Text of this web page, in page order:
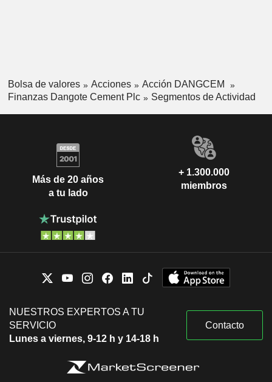
Bolsa de valores Acciones
Acción DANGCEM
Finanzas Dangote Cement Plc
Segmentos de Actividad
Más de 20 años
a tu lado
+ 1.300.000
miembros
NUESTROS EXPERTOS A TU
SERVICIO
Lunes a viernes, 9-12 h y 14-18 h
Contacto